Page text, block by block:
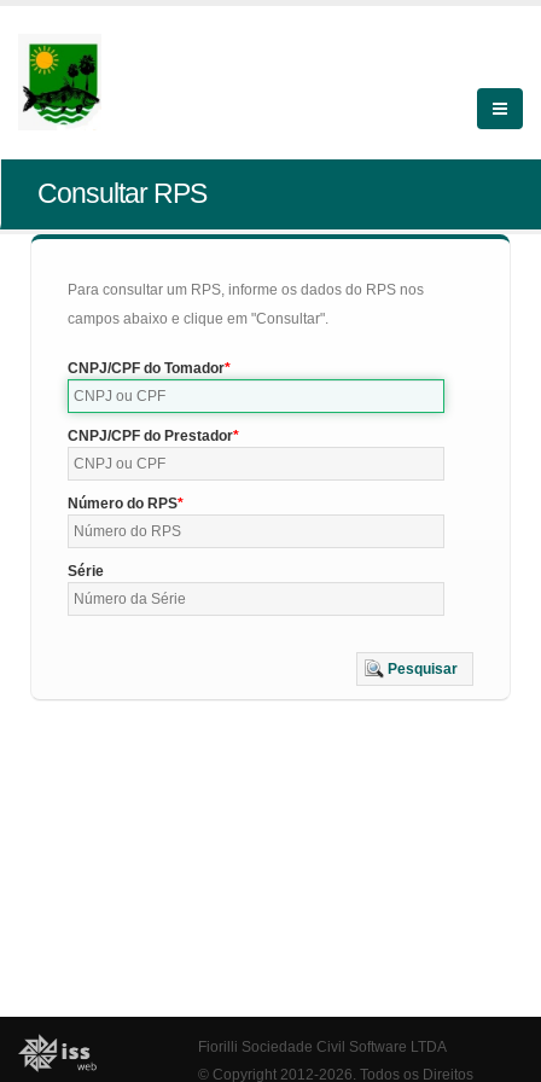
Consultar RPS
Para consultar um RPS, informe os dados do RPS nos
campos abaixo e clique em "Consultar".
CNPJ/CPF do Tomador
CNPJ/CPF do Prestador
Número do RPS
Série
Pesquisar
Fiorilli Sociedade Civil Software LTDA
© Copyright 2012-2026. Todos os Direitos